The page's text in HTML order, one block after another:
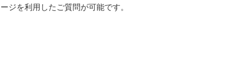
ジを利用したご質問が可能です。